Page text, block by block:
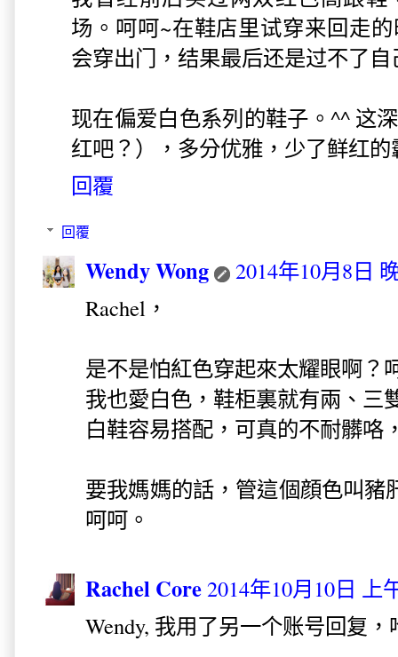
场。呵呵~在鞋店里试穿来回走
会穿出门，结果最后还是过不了
现在偏爱白色系列的鞋子。^^ 这
红吧？），多分优雅，少了鲜红的
回覆
回覆
Wendy Wong
2014年10月8日
Rachel，
是不是怕紅色穿起來太耀眼啊？
我也愛白色，鞋柜裏就有兩、三
白鞋容易搭配，可真的不耐髒咯
要我媽媽的話，管這個顔色叫豬
呵呵。
Rachel Core2014年10月10日 上
Wendy, 我用了另一个账号回复